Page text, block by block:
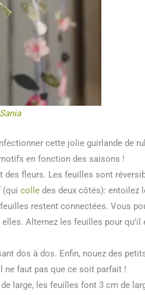
Sania
cette jolie guirlande de
en fonction des saisons !
des fleurs. Les feuilles sont
(qui colle des deux côtés): entoilez
restent connectées. Vous
Alternez les feuilles pour qu’il
dos à dos. Enfin, nouez des
ne faut pas que ce soit parfait !
large, les feuilles font 3 cm de